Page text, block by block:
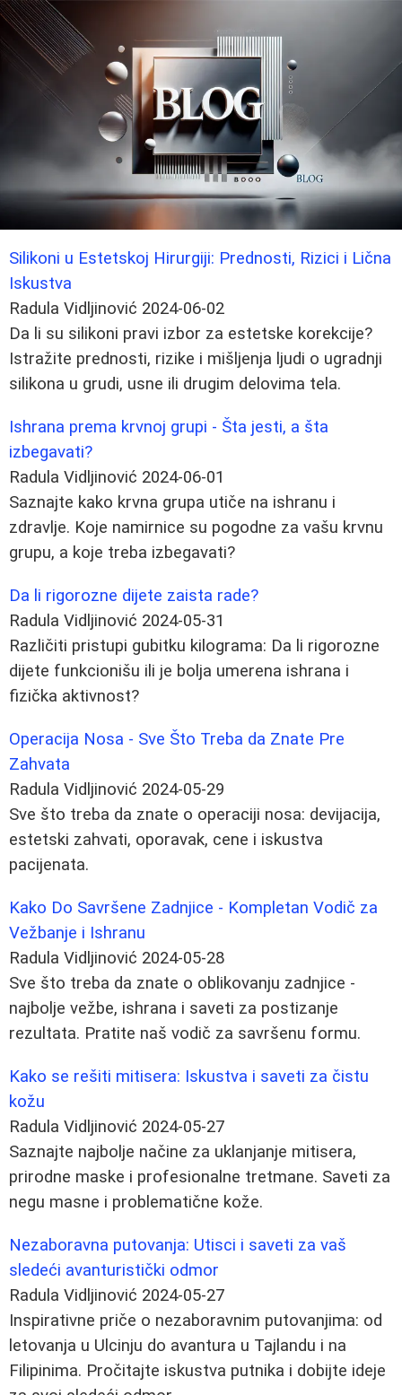
Silikoni u Estetskoj Hirurgiji: Prednosti, Rizici i Lična
Iskustva
Radula Vidljinović 2024-06-02
Da li su silikoni pravi izbor za estetske korekcije?
Istražite prednosti, rizike i mišljenja ljudi o ugradnji
silikona u grudi, usne ili drugim delovima tela.
Ishrana prema krvnoj grupi - Šta jesti, a šta
izbegavati?
Radula Vidljinović 2024-06-01
Saznajte kako krvna grupa utiče na ishranu i
zdravlje. Koje namirnice su pogodne za vašu krvnu
grupu, a koje treba izbegavati?
Da li rigorozne dijete zaista rade?
Radula Vidljinović 2024-05-31
Različiti pristupi gubitku kilograma: Da li rigorozne
dijete funkcionišu ili je bolja umerena ishrana i
fizička aktivnost?
Operacija Nosa - Sve Što Treba da Znate Pre
Zahvata
Radula Vidljinović 2024-05-29
Sve što treba da znate o operaciji nosa: devijacija,
estetski zahvati, oporavak, cene i iskustva
pacijenata.
Kako Do Savršene Zadnjice - Kompletan Vodič za
Vežbanje i Ishranu
Radula Vidljinović 2024-05-28
Sve što treba da znate o oblikovanju zadnjice -
najbolje vežbe, ishrana i saveti za postizanje
rezultata. Pratite naš vodič za savršenu formu.
Kako se rešiti mitisera: Iskustva i saveti za čistu
kožu
Radula Vidljinović 2024-05-27
Saznajte najbolje načine za uklanjanje mitisera,
prirodne maske i profesionalne tretmane. Saveti za
negu masne i problematične kože.
Nezaboravna putovanja: Utisci i saveti za vaš
sledeći avanturistički odmor
Radula Vidljinović 2024-05-27
Inspirativne priče o nezaboravnim putovanjima: od
letovanja u Ulcinju do avantura u Tajlandu i na
Filipinima. Pročitajte iskustva putnika i dobijte ideje